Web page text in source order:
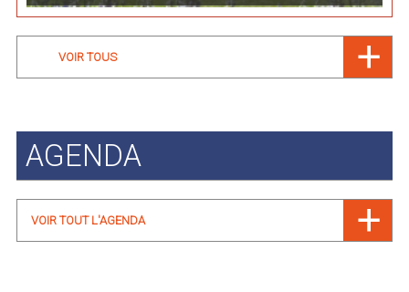
VOIR TOUS
AGENDA
VOIR TOUT L'AGENDA